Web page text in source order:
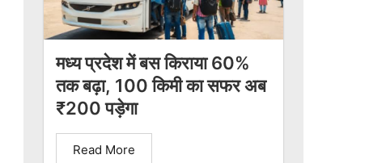
मध्य प्रदेश में बस किराया 60%
तक बढ़ा, 100 किमी का सफर अब
₹200 पड़ेगा
Read More